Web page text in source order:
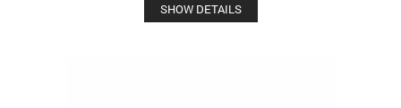
SHOW DETAILS